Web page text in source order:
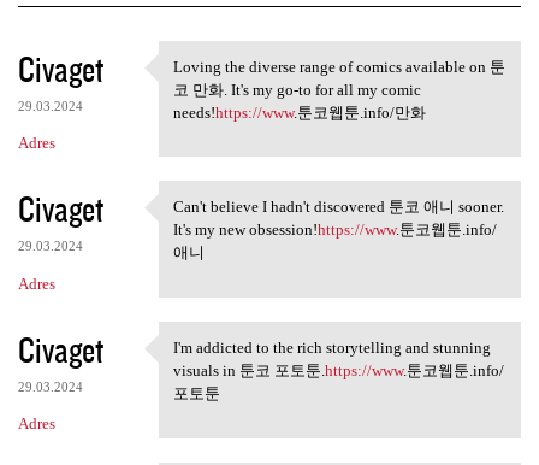
K
o
m
e
n
t
a
r
e
Civaget
29.03.2024
Adres
Loving the diverse range of
Loving the diverse range of comics available on 툰
코 만화. It's my go-to for all my comic
needs!https://www.툰코웹툰.info/만화
Civaget
29.03.2024
Adres
Can't believe I hadn't
Can't believe I hadn't discovered 툰코 애니 sooner.
It's my new obsession!https://www.툰코웹툰.info/
애니
Civaget
29.03.2024
Adres
I'm addicted to the rich
I'm addicted to the rich storytelling and stunning
visuals in 툰코 포토툰.https://www.툰코웹툰.info/
포토툰